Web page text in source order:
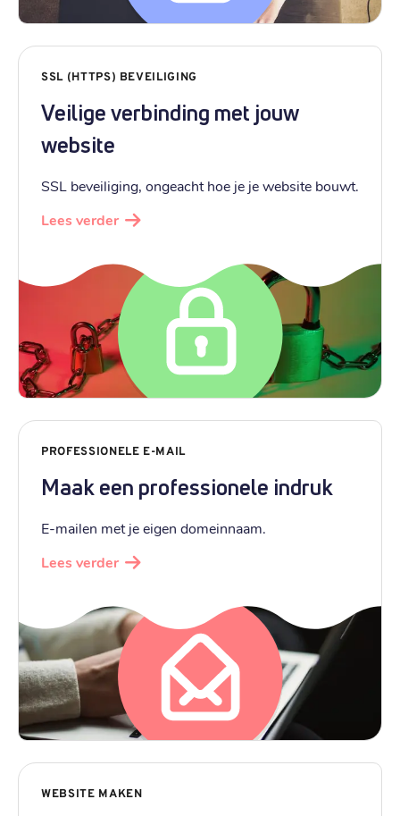
SSL (HTTPS) BEVEILIGING
Veilige verbinding met jouw
website
SSL beveiliging, ongeacht hoe je je website bouwt.
Lees verder
PROFESSIONELE E-MAIL
Maak een professionele indruk
E-mailen met je eigen domeinnaam.
Lees verder
WEBSITE MAKEN